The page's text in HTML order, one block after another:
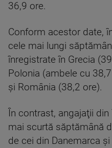
36,9 ore.
Conform acestor date,
cele mai lungi
înregistrate în Grecia
Polonia (ambele cu
şi România (38,2 ore).
În contrast, angajaţii
mai scurtă săptămână
de cei din Danemarca